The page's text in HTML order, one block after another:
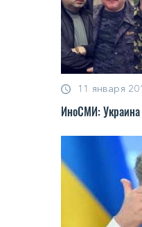
11 января
ИноСМИ: Украина